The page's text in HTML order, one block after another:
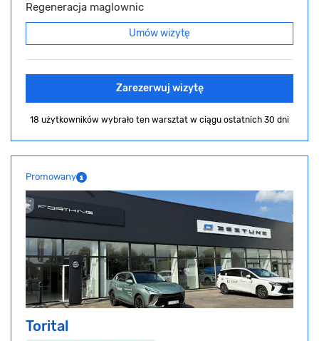
Regeneracja maglownic
Umów wizytę
Zarezerwuj wizytę
18 użytkowników wybrało ten warsztat w ciągu ostatnich 30 dni
Promowany
Torital